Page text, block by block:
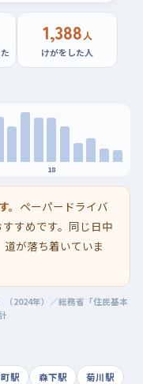
1,388人
けがをした人
18
ペーパードライバ
すめです。同じ日中
が落ち着いていま
（2024年）／総務省「住民基本
駅 森下駅
菊川駅